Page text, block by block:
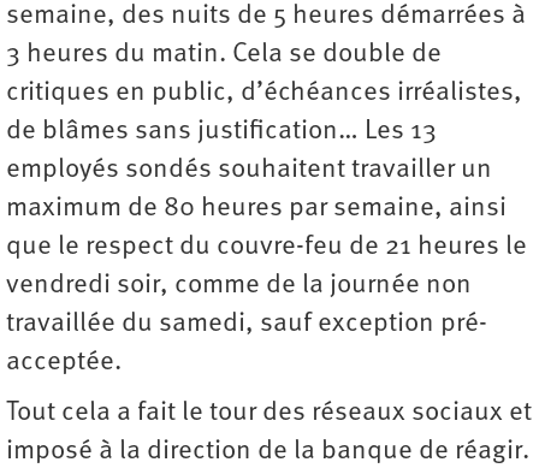
semaine, des nuits de 5 heures démarrées à
3 heures du matin. Cela se double de
critiques en public, d’échéances irréalistes,
de blâmes sans justification… Les 13
employés sondés souhaitent travailler un
maximum de 80 heures par semaine, ainsi
que le respect du couvre-feu de 21 heures le
vendredi soir, comme de la journée non
travaillée du samedi, sauf exception pré-
acceptée.
Tout cela a fait le tour des réseaux sociaux et
imposé à la direction de la banque de réagir.